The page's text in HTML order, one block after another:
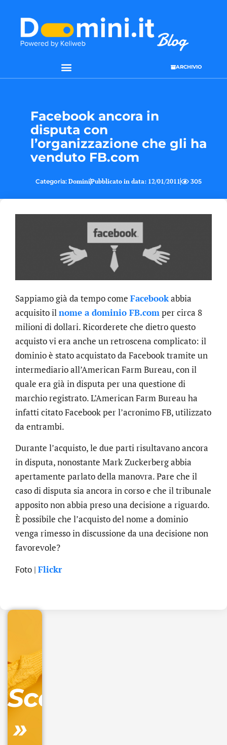
ARCHIVIO
Facebook ancora in
disputa con
l’organizzazione che gli ha
venduto FB.com
Categoria: DominiPubblicato in data: 12/01/2011 305
Sappiamo già da tempo come Facebookabbia
acquisito ilnome a dominio FB.comper circa 8
milioni di dollari. Ricorderete che dietro questo
acquisto vi era anche un retroscena complicato: il
dominio è stato acquistato da Facebook tramite un
intermediario all’American Farm Bureau, con il
quale era già in disputa per una questione di
marchio registrato. L’American Farm Bureau ha
infatti citato Facebook per l’acronimo FB, utilizzato
da entrambi.
Durante l’acquisto, le due parti risultavano ancora
in disputa, nonostante Mark Zuckerberg abbia
apertamente parlato della manovra. Pare che il
caso di disputa sia ancora in corso e che il tribunale
apposito non abbia preso una decisione a riguardo.
È possibile che l’acquisto del nome a dominio
venga rimesso in discussione da una decisione non
favorevole?
Foto | Flickr
Scopri
»
.online